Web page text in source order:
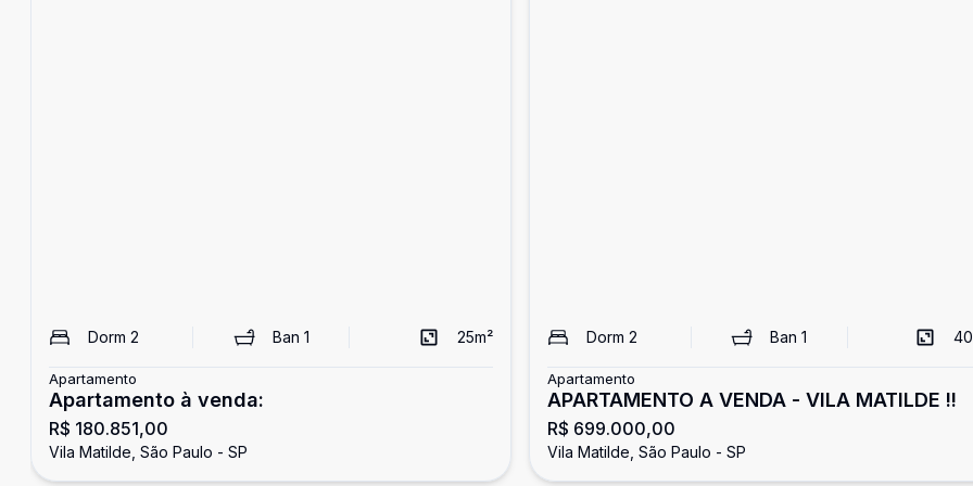
Dorm 2 Ban 1 25m²
Apartamento
Apartamento à venda:
R$ 180.851,00
Vila Matilde, São Paulo - SP
Dorm 2 Ban1 40
Apartamento
APARTAMENTO A VENDA - VILA MATILDE !!
R$ 699.000,00
Vila Matilde, São Paulo - SP